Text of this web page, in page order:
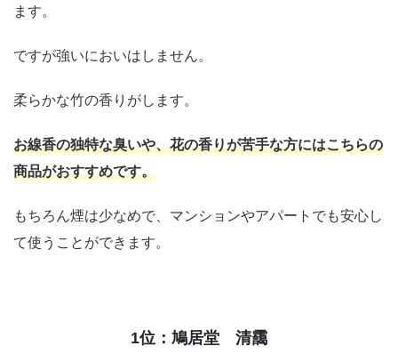
ます。
ですが強いにおいはしません。
柔らかな竹の香りがします。
お線香の独特な臭いや、花の香りが苦手な方にはこちらの
商品がおすすめです。
もちろん煙は少なめで、マンションやアパートでも安心し
て使うことができます。
1位：鳩居堂 清靄